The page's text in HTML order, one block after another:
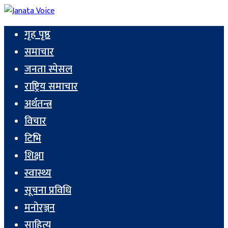
गृह पृष्ठ
समाचार
जनता स्पेसल
राष्ट्रिय समाचार
अर्थतन्त्र
विचार
टिभि
शिक्षा
स्वास्थ्य
सूचना प्रविधि
मनोरञ्जन